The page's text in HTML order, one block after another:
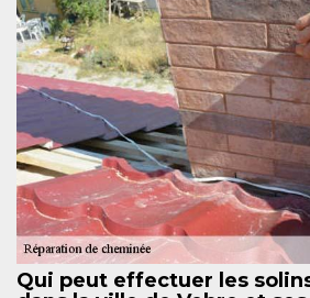
Qui peut effectuer les